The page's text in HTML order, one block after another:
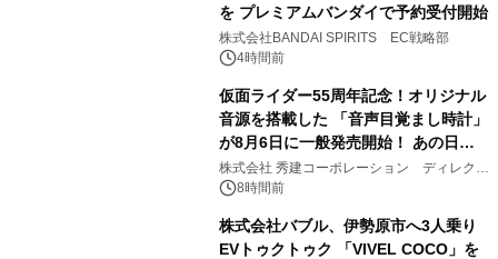
を プレミアムバンダイで予約受付開始
株式会社BANDAI SPIRITS EC戦略部
4時間前
仮面ライダー55周年記念！オリジナル
音源を搭載した 「音声目覚まし時計」
が8月6日に一般発売開始！ あの日の
大興奮が今甦る
株式会社 秀建コーポレーション ディレクト
アートギャラリー
8時間前
株式会社バブル、伊勢原市へ3人乗り
EVトゥクトゥク 「VIVEL COCO」を